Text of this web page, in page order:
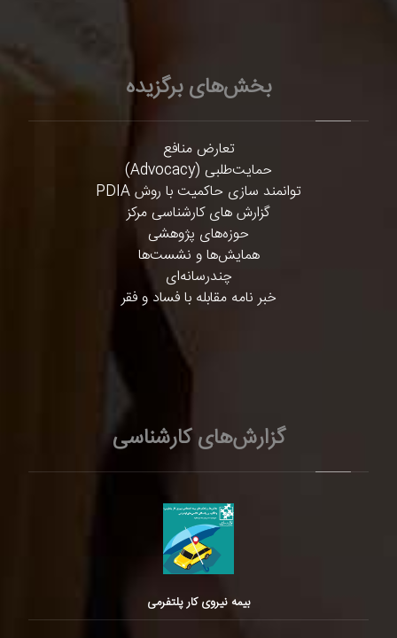
بخش‌های برگزیده
تعارض منافع
حمایت‌طلبی (Advocacy)
توانمند سازی حاکمیت با روش PDIA
گزارش های کارشناسی مرکز
حوزه‌های پژوهشی
همایش‌ها و نشست‌ها
چندرسانه‌ای
خبر نامه مقابله با فساد و فقر
گزارش‌های کارشناسی
بیمه نیروی کار پلتفرمی